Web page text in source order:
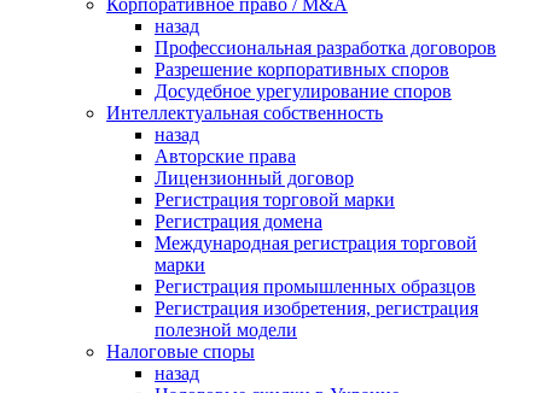
Корпоративное право / M&A
назад
Профессиональная разработка договоров
Разрешение корпоративных споров
Досудебное урегулирование споров
Интеллектуальная собственность
назад
Авторские права
Лицензионный договор
Регистрация торговой марки
Регистрация домена
Международная регистрация торговой
марки
Регистрация промышленных образцов
Регистрация изобретения, регистрация
полезной модели
Налоговые споры
назад